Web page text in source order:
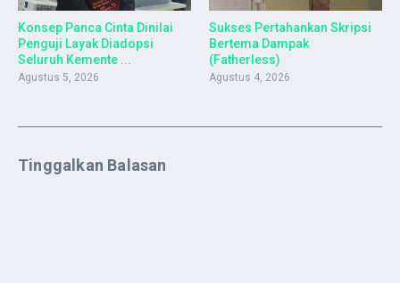
Konsep Panca Cinta Dinilai
Penguji Layak Diadopsi
Seluruh Kemente ...
Agustus 5, 2026
Sukses Pertahankan Skripsi
Bertema Dampak
(Fatherless)
Agustus 4, 2026
Tinggalkan Balasan